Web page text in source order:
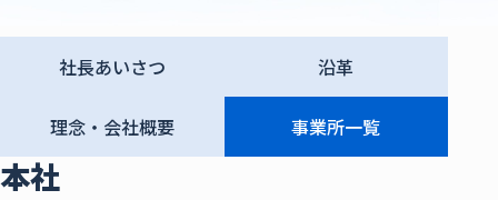
社長あいさつ 沿革
理念・会社概要 事業所一覧
本社